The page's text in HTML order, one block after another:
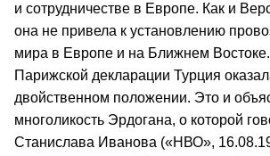
и сотрудничестве в Европе. Как и
она не привела к установлению
мира в Европе и на Ближнем
Парижской декларации Турция
двойственном положении. Это и
многоликость Эрдогана, о которой
Станислава Иванова («НВО»,